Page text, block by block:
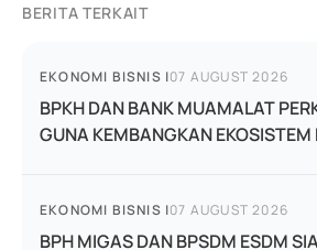
BERITA TERKAIT
EKONOMI BISNIS |07 AUGUST 2026
BPKH DAN BANK MUAMALAT
GUNA KEMBANGKAN EKOSISTEM
EKONOMI BISNIS |07 AUGUST 2026
BPH MIGAS DAN BPSDM ESDM